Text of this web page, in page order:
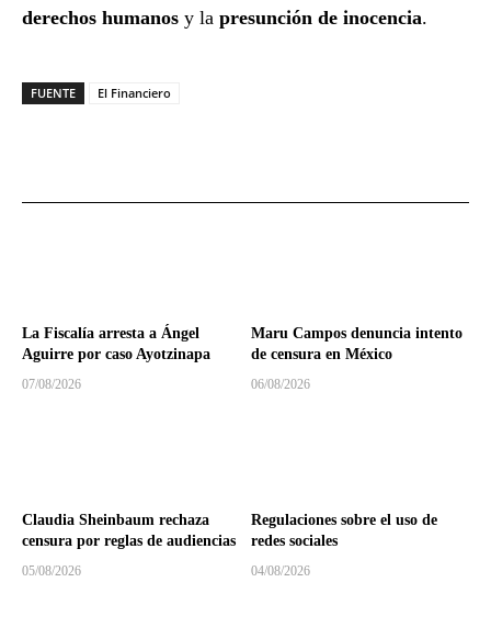
derechos humanos y la presunción de inocencia.
FUENTE El Financiero
La Fiscalía arresta a Ángel
Aguirre por caso Ayotzinapa
07/08/2026
Maru Campos denuncia intento
de censura en México
06/08/2026
Claudia Sheinbaum rechaza
censura por reglas de audiencias
05/08/2026
Regulaciones sobre el uso de
redes sociales
04/08/2026